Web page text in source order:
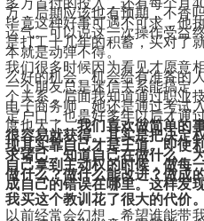
万，后期应该也有预期，不香
毕竟这种好事可遇不可求，他
运气。可以说这一次操作受益
是打工十几年的积蓄，买对了
本就是动弹不得。
我们很多时候因为看见才愿意
么好的机会。机会给有准备的
一个朋友总是迷信关系能搞定
个关系，后面我知道通过职业
电子商务师，她还是通过考试
定户口，也是好多年以后才通
度也大了。我们喜欢做简单的
很容易就获得。其实是把决定
现其实靠自己才是王道。即使
求诸己，知道自己在做什么，
自己拿到主动权的时候，做每
做什么？做什么能改进？做成
成自己的错误在哪里。这样发
我买这个教训花了很大的代价。
以前经常会幻想，希望谁能带